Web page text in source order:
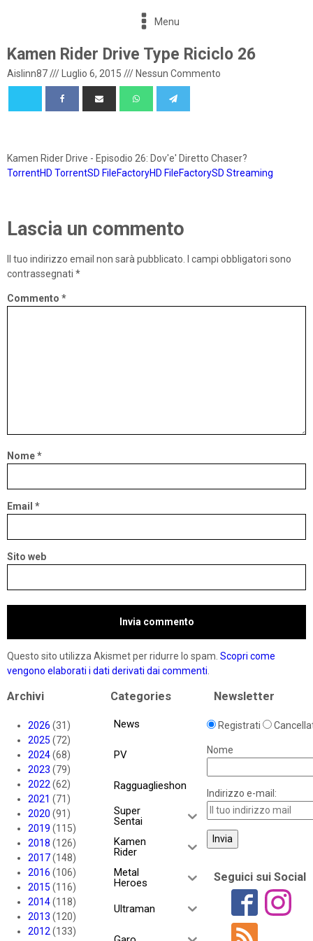
Menu
Kamen Rider Drive Type Riciclo 26
Aislinn87/// Luglio 6, 2015 /// Nessun Commento
Kamen Rider Drive - Episodio 26: Dov'e' Diretto Chaser?
TorrentHD TorrentSD FileFactoryHD FileFactorySD Streaming
Lascia un commento
Il tuo indirizzo email non sarà pubblicato.
I campi obbligatori sono
contrassegnati *
Commento *
Nome*
Email *
Sito web
Questo sito utilizza Akismet per ridurre lo spam. Scopri come
vengono elaborati i dati derivati dai commenti.
Archivi
2026 (31)
2025 (72)
2024(68)
2023 (79)
2022(62)
2021 (71)
2020 (91)
2019 (115)
2018 (126)
2017(148)
2016 (106)
2015 (116)
2014(118)
2013 (120)
2012(133)
Categories
News
PV
Ragguaglieshon
Super
Sentai
Kamen
Rider
Metal
Heroes
Ultraman
Newsletter
Registrati
Nome
Indirizzo e-mail:
Seguici sui Social